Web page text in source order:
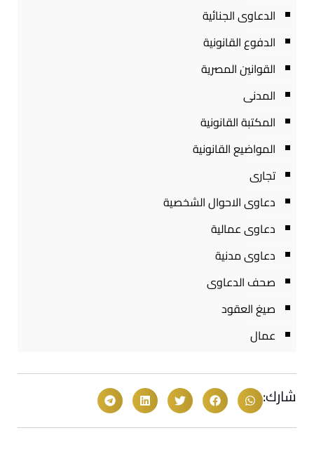
الدعاوى الجنائية
الدفوع القانونية
القوانين المصرية
المدنى
المكتبة القانونية
المواضيع القانونية
تجارى
دعاوى الاحوال الشخصية
دعاوى عمالية
دعاوى مدنية
صحف الدعاوى
صيغ العقود
عمال
شارك: